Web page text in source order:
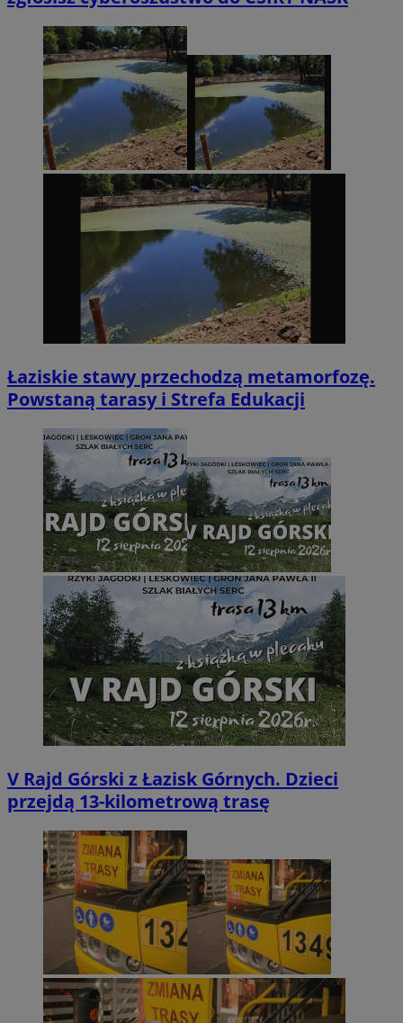
Łaziskie stawy przechodzą metamorfozę.
Powstaną tarasy i Strefa Edukacji
V Rajd Górski z Łazisk Górnych. Dzieci
przejdą 13-kilometrową trasę